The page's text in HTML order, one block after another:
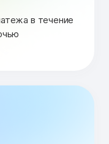
в течение